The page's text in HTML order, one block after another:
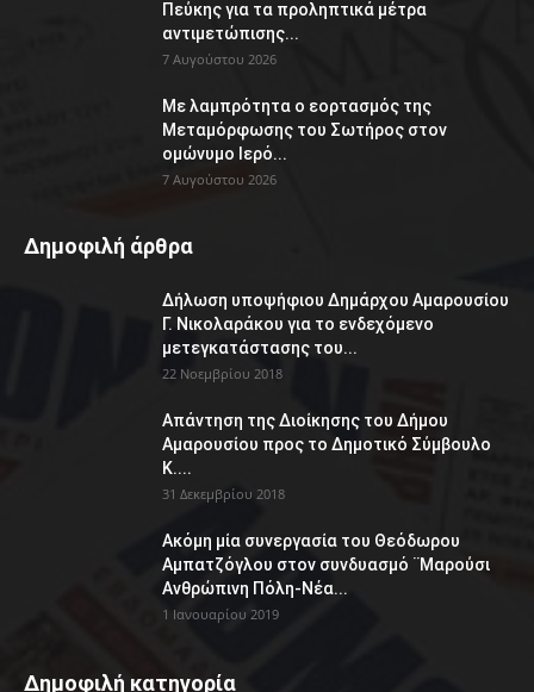
Πεύκης για τα προληπτικά μέτρα
αντιμετώπισης...
7 Αυγούστου 2026
Με λαμπρότητα ο εορτασμός της
Μεταμόρφωσης του Σωτήρος στον
ομώνυμο Ιερό...
7 Αυγούστου 2026
Δημοφιλή άρθρα
Δήλωση υποψήφιου Δημάρχου Αμαρουσίου
Γ. Νικολαράκου για το ενδεχόμενο
μετεγκατάστασης του...
22 Νοεμβρίου 2018
Απάντηση της Διοίκησης του Δήμου
Αμαρουσίου προς το Δημοτικό Σύμβουλο
Κ....
31 Δεκεμβρίου 2018
Ακόμη μία συνεργασία του Θεόδωρου
Αμπατζόγλου στον συνδυασμό ¨Μαρούσι
Ανθρώπινη Πόλη-Νέα...
1 Ιανουαρίου 2019
Δημοφιλή κατηγορία